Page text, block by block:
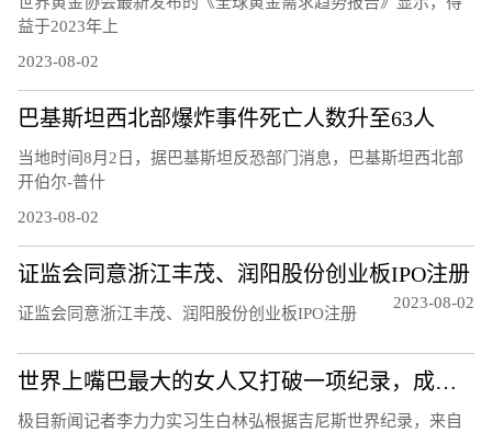
益于2023年上
2023-08-02
巴基斯坦西北部爆炸事件死亡人数升至63人
当地时间8月2日，据巴基斯坦反恐部门消息，巴基斯坦西北部
开伯尔-普什
2023-08-02
证监会同意浙江丰茂、润阳股份创业板IPO注册
证监会同意浙江丰茂、润阳股份创业板IPO注册
2023-08-02
世界上嘴巴最大的女人又打破一项纪录，成为嘴巴最宽的女性，可以轻松塞进一整盒薯条
极目新闻记者李力力实习生白林弘根据吉尼斯世界纪录，来自